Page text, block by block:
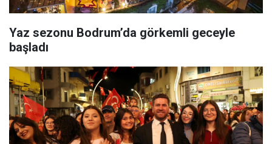
Yaz sezonu Bodrum’da görkemli geceyle
başladı